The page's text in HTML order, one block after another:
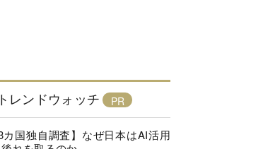
トレンドウォッチ
カ国独自調査】なぜ日本はAI活用